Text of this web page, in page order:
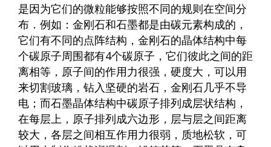
是因为它们的微粒能够按照不同的规则在空间分
布．例如：金刚石和石墨都是由碳元素构成的，
它们有不同的点阵结构，金刚石的晶体结构中每
个碳原子周围都有4个碳原子，它们彼此之间的距
离相等，原子间的作用力很强，硬度大，可以用
来切割玻璃，钻入坚硬的岩石，金刚石几乎不导
电；而石墨晶体结构中碳原子排列成层状结构，
在每层上，原子排列成六边形，层与层之间距离
较大，各层之间相互作用力很弱，质地松软，可